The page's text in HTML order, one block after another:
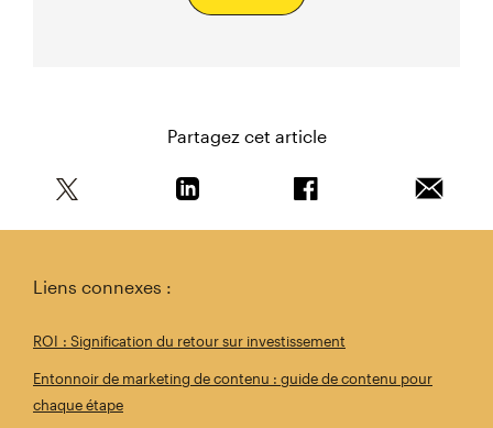
Partagez cet article
Liens connexes :
ROI : Signification du retour sur investissement
Entonnoir de marketing de contenu : guide de contenu pour
chaque étape